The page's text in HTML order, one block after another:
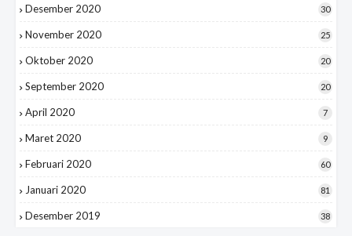
Desember 2020 30
November 2020 25
Oktober 2020 20
September 2020 20
April 2020 7
Maret 2020 9
Februari 2020 60
Januari 2020 81
Desember 2019 38